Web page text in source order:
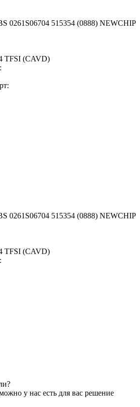
0261S06704 515354 (0888) NEWCHIP
TFSI (CAVD)
0261S06704 515354 (0888) NEWCHIP
TFSI (CAVD)
у нас есть для вас решение